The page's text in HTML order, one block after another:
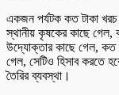
একজন পর্যটক কত টাকা
স্থানীয় কৃষকের কাছে
উদ্যোক্তার কাছে গেল,
গেল, সেটিও হিসাব করতে
তৈরির ব্যবস্থা।